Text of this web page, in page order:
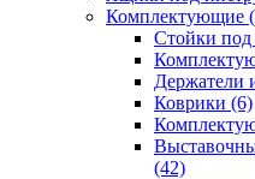
Комплектующие
Стойки
Держатели
Коврики (6)
(42)